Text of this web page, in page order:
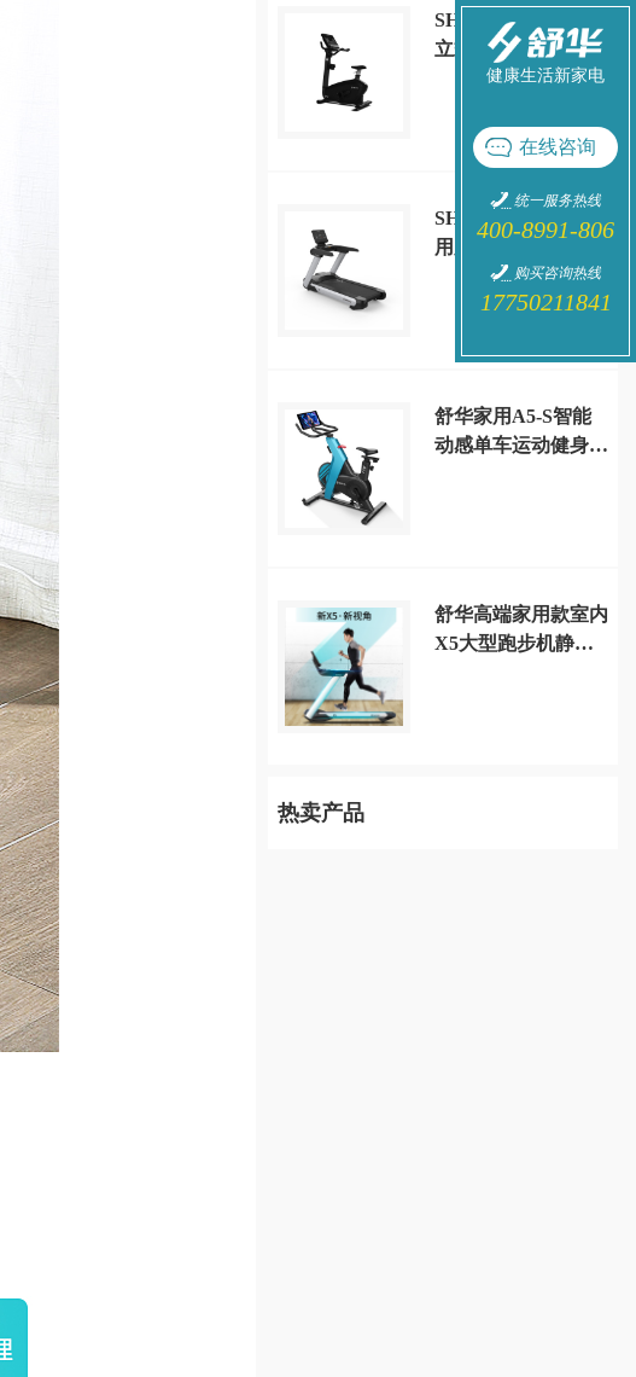
SH-B9100U-T1 商用
立式健身车(LED版)
SH-T8919 新V9 商
用跑步机
舒华家用A5-S智能
动感单车运动健身器
舒华高端家用款室内
X5大型跑步机静音
热卖产品
健康生活新家电
在线咨询
统一服务热线
400-8991-806
购买咨询热线
17750211841